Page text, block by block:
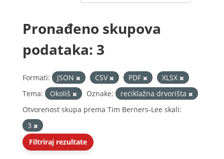
Pronađeno skupova
podataka: 3
Formati: JSON CSV PDF
XLSX
Tema:
Okoliš Oznake:
reciklažna drvorišta
Otvorenost skupa prema Tim Berners-Lee skali:
3
Filtriraj rezultate